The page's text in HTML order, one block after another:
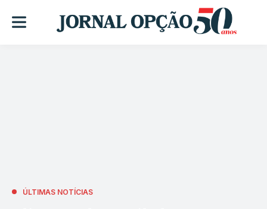
ÚLTIMAS NOTÍCIAS